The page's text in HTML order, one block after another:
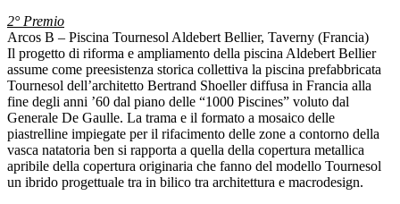
2° Premio
Arcos B – Piscina Tournesol Aldebert Bellier, Taverny (Francia)
Il progetto di riforma e ampliamento della piscina Aldebert Bellier
assume come preesistenza storica collettiva la piscina prefabbricata
Tournesol dell’architetto Bertrand Shoeller diffusa in Francia alla
fine degli anni ’60 dal piano delle “1000 Piscines” voluto dal
Generale De Gaulle. La trama e il formato a mosaico delle
piastrelline impiegate per il rifacimento delle zone a contorno della
vasca natatoria ben si rapporta a quella della copertura metallica
apribile della copertura originaria che fanno del modello Tournesol
un ibrido progettuale tra in bilico tra architettura e macrodesign.